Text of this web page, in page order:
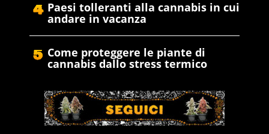
Paesi tolleranti alla cannabis in cui
andare in vacanza
Come proteggere le piante di
cannabis dallo stress termico